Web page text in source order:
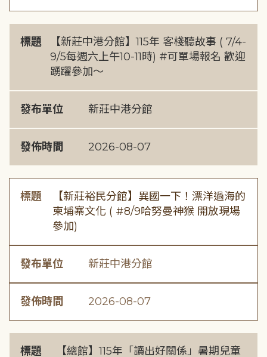
標題
【新莊中港分館】115年 客棧聽故事 ( 7/4-
9/5每週六上午10-11時) #可單場報名 歡迎
踴躍參加～
發布單位 新莊中港分館
發佈時間 2026-08-07
標題
【新莊裕民分館】異國一下！漂洋過海的
柬埔寨文化 ( #8/9哈努曼神猴 開放現場
參加)
發布單位 新莊中港分館
發佈時間 2026-08-07
標題
【總館】115年「讀出好關係」暑期兒童